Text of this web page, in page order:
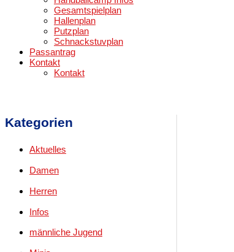
Gesamtspielplan
Hallenplan
Putzplan
Schnackstuvplan
Passantrag
Kontakt
Kontakt
Kategorien
Aktuelles
Damen
Herren
Infos
männliche Jugend